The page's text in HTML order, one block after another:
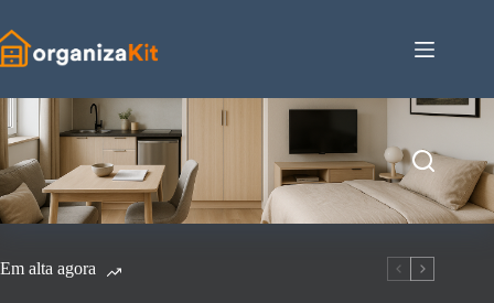
para
o
conteúdo
Em alta agora